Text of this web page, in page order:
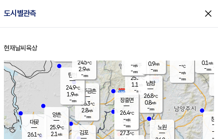
도시별관측 close
홈
현재날씨 육상
양주
25.3℃
1.1
-mm
파주금촌
26.3℃
2.8m/s
-mm
-℃
-m/s
-mm
대곶
26.1℃
창
-
탄현
24.9℃
1.9m/s
-mm
0.1 m/s
-mm
김포
양촌
25.9℃
2.1 m/s
은평
27.3℃
노원
남방
26.8℃
0.8m/s
-mm
장흥면
26.4℃
-m/s
-mm
-m/s
-mm
24.5℃
2.9m/s
-mm
0.9m/s
-mm